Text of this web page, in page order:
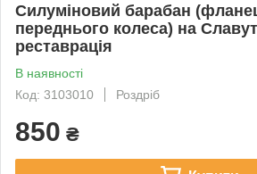
Силуміновий барабан
переднього колеса) на
реставрація
В наявності
Код: 3103010
Роздріб
850 ₴